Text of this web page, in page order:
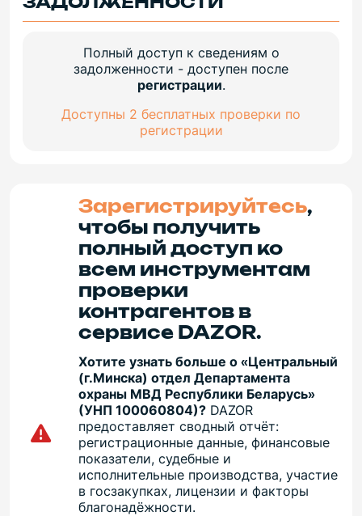
Полный доступ к сведениям о
задолженности - доступен после
регистрации.
Доступны 2 бесплатных проверки по
регистрации
Зарегистрируйтесь,
чтобы получить
полный доступ ко
всем инструментам
проверки
контрагентов в
сервисе DAZOR.
Хотите узнать больше о «Центральный
(г.Минска) отдел Департамента
охраны МВД Республики Беларусь»
(УНП 100060804)? DAZOR
предоставляет сводный отчёт:
регистрационные данные, финансовые
показатели, судебные и
исполнительные производства, участие
в госзакупках, лицензии и факторы
благонадёжности.